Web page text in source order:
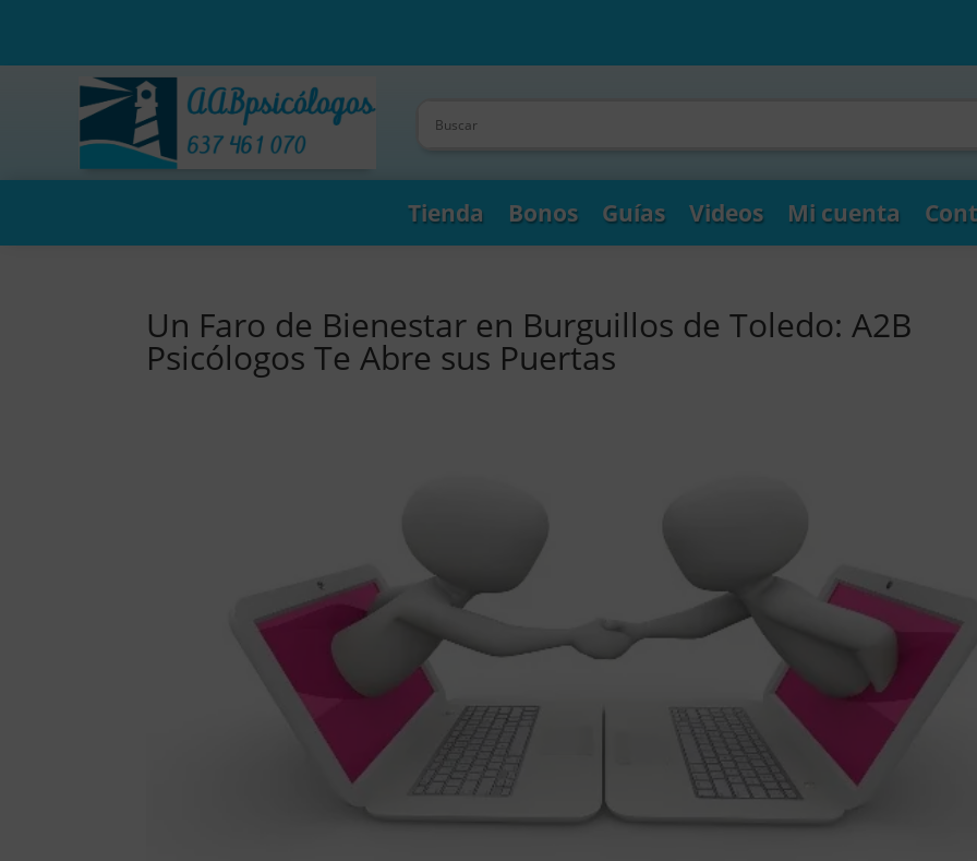
Tienda Bonos Guías Videos Mi cuenta
Un Faro de Bienestar en Burguillos de Toledo: A2B
Psicólogos Te Abre sus Puertas